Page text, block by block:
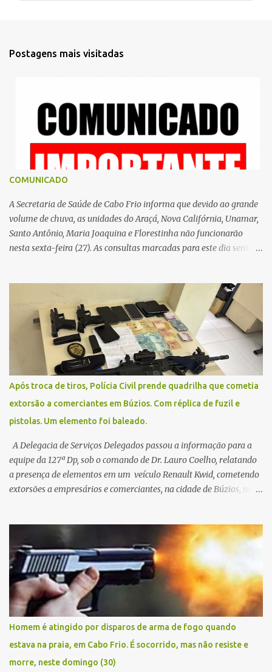
Postagens mais visitadas
COMUNICADO
A Secretaria de Saúde de Cabo Frio informa que devido ao grande
volume de chuva, as unidades do Araçá, Nova Califórnia, Unamar,
Santo Antônio, Maria Joaquina e Florestinha não funcionarão
nesta sexta-feira (27). As consultas marcadas para este dia serão
Contamos com a compreensão de toda população, pois se trata de
uma situação climática que foge ao controle da administração
pública.
Após troca de tiros, Polícia Civil prende quadrilha que cometia
extorsão a comerciantes em Búzios. Com réplica de fuzil e
pistolas. Um elemento foi baleado.
A Delegacia de Serviços Delegados passou a informação para a
equipe da 127ª Dp, sob o comando de Dr. Lauro Coelho, relatando
a presença de elementos em um veículo Renault Kwid, cometendo
extorsões a empresários e comerciantes, na cidade de Búzios, na
fugir da cidade Buziana. Um dos detidos é policial civil e este foi
baleado na perna na troca de tiros . Na ocorrência, três armas,
pistolas e uma réplica de fuzil, foram apreendidas. O homem
baleado foi identificado como Claudio Bastos, conhecido no meio
político.
Homem é atingido por disparos de arma de fogo quando
estava na praia, em Cabo Frio. É socorrido, mas não resiste e
morre, neste domingo (30)